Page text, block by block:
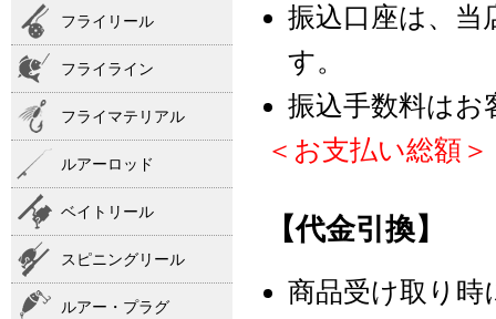
振込口座は、
す。
振込手数料はお
＜お支払い総額
【代金引換】
商品受け取り時
フライリール
フライライン
フライマテリアル
ルアーロッド
ベイトリール
スピニングリール
ルアー・プラグ